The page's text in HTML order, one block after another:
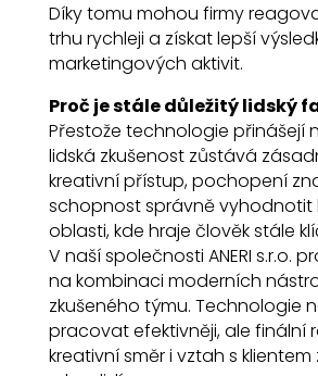
Díky tomu mohou firmy
trhu rychleji a získat lepší
marketingových aktivit.
Proč je stále důležitý lidský
Přestože technologie přinášejí
lidská zkušenost zůstává
kreativní přístup, pochopení
schopnost správně vyhodnotit
oblasti, kde hraje člověk stále
V naší společnosti ANERI s.r.o.
na kombinaci moderních
zkušeného týmu. Technologie
pracovat efektivněji, ale finální
kreativní směr i vztah s